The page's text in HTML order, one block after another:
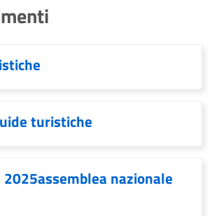
turistiche
2025assemblea nazionale